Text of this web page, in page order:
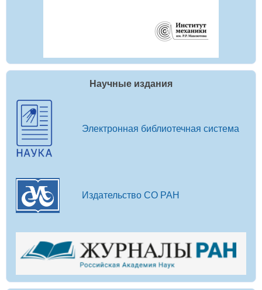
Научные издания
Электронная библиотечная система
Издательство СО РАН